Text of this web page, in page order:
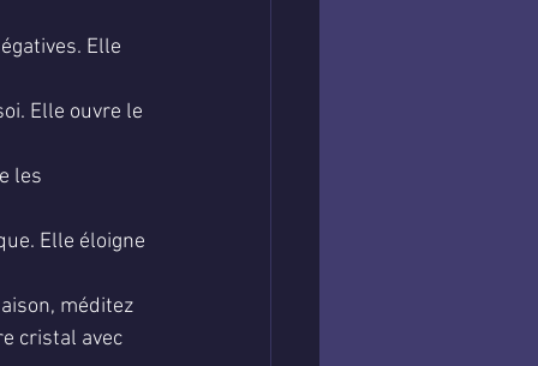
Elle
Elle ouvre le
les
Elle éloigne
méditez
cristal avec